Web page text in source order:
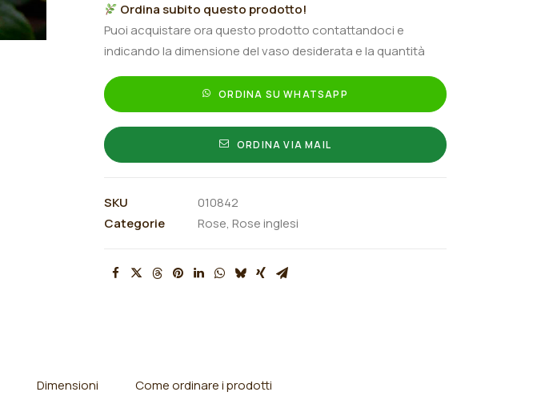
inglese
"Penelope
Lively®"
quantità
Ordina subito questo prodotto!
Puoi acquistare ora questo prodotto contattandoci e
indicando la dimensione del vaso desiderata e la quantità
ORDINA SU WHATSAPP
ORDINA VIA MAIL
SKU
010842
Categorie
Rose, Rose inglesi
Dimensioni Come ordinare i prodotti